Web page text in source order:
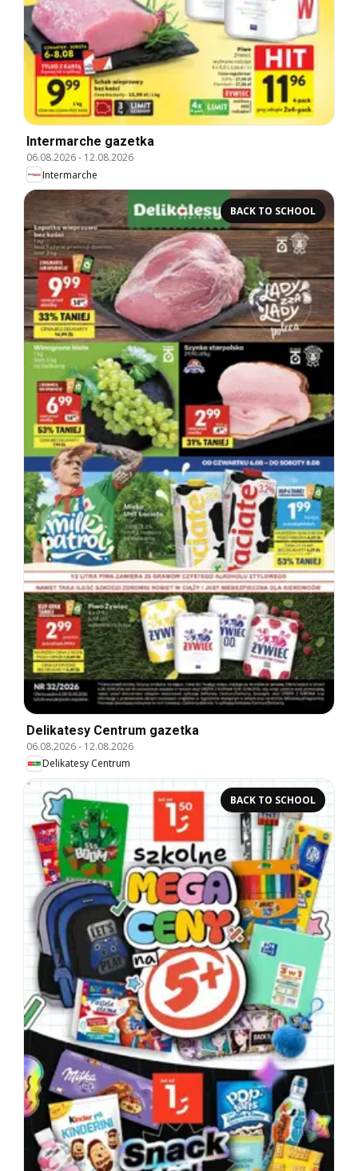
Intermarche gazetka
06.08.2026- 12.08.2026
Intermarche
BACK TO SCHOOL
Delikatesy Centrum gazetka
06.08.2026- 12.08.2026
Delikatesy Centrum
BACK TO SCHOOL